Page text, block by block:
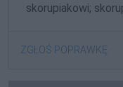
skorupiakowi;
ZGŁOŚ POPRAWKĘ